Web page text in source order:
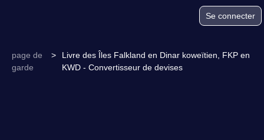
Se connecter
page de
garde
>
Livre des Îles Falkland en Dinar koweïtien, FKP en
KWD - Convertisseur de devises